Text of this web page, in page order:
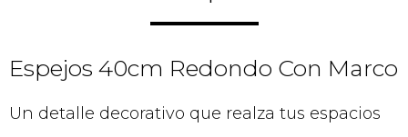
Espejos 40cm Redondo Con Marco
Un detalle decorativo que realza tus espacios